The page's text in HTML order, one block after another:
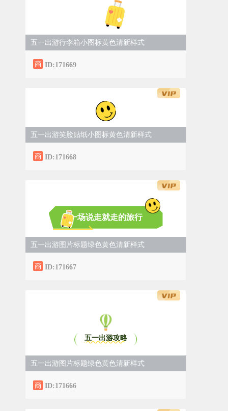
五一出游行李箱小图标黄色清新样式
ID:171669
五一出游笑脸贴纸小图标黄色清新样式
ID:171668
一场说走就走的旅行
五一出游图片标题绿色黄色清新样式
ID:171667
五一出游攻略
五一出游图片标题绿色黄色清新样式
ID:171666